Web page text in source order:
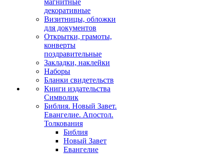
магнитные
декоративные
Визитницы, обложки
для документов
Открытки, грамоты,
конверты
поздравительные
Закладки, наклейки
Наборы
Бланки свидетельств
Книги издательства
Символик
Библия. Новый Завет.
Евангелие. Апостол.
Толкования
Библия
Новый Завет
Евангелие